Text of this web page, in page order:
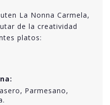
La Nonna Carmela,
de la creatividad
platos:
Parmesano,